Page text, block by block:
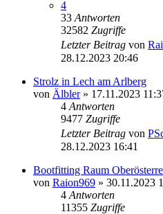
4
33 Antworten
32582 Zugriffe
Letzter Beitrag von
28.12.2023 20:46
Strolz in Lech am Arlberg
von Älbler» 17.11.2023
4 Antworten
9477 Zugriffe
Letzter Beitrag von
28.12.2023 16:41
Bootfitting Raum
von Raion969 » 30.11.2023
4 Antworten
11355 Zugriffe